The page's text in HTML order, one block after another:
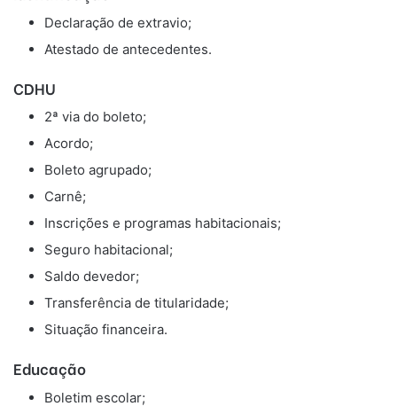
Declaração de extravio;
Atestado de antecedentes.
CDHU
2ª via do boleto;
Acordo;
Boleto agrupado;
Carnê;
Inscrições e programas habitacionais;
Seguro habitacional;
Saldo devedor;
Transferência de titularidade;
Situação financeira.
Educação
Boletim escolar;